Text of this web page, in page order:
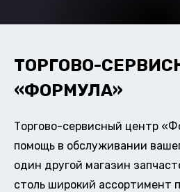
ТОРГОВО-
«ФОРМУЛА»
Торгово-сервисный центр
помощь в обслуживании
один другой магазин
столь широкий ассортимент